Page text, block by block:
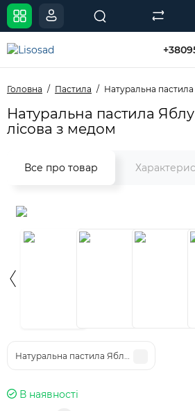
Головна Пастила Натуральна
Натуральна пастила
лісова з медом
Все про товар
Натуральна пастила Яблуко - Вишня з
В наявності